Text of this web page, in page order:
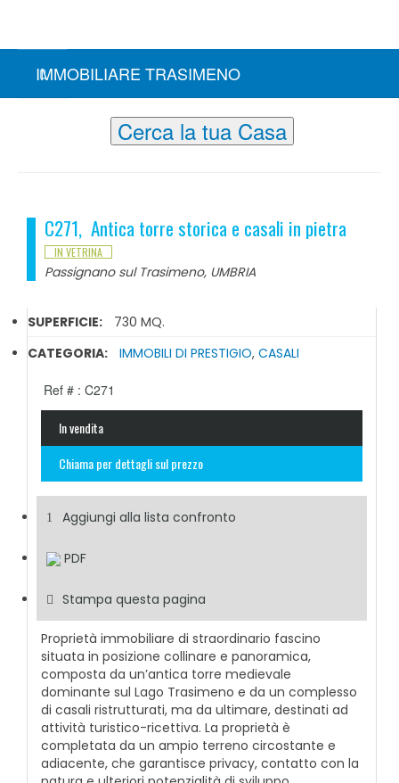
IMMOBILIARE TRASIMENO
Cerca la tua Casa
C271, Antica torre storica e casali in pietra
IN VETRINA
Passignano sul Trasimeno, UMBRIA
SUPERFICIE:
730 MQ.
CATEGORIA:
IMMOBILI DI PRESTIGIO, CASALI
Ref # : C271
In vendita
Chiama per dettagli sul prezzo
Aggiungi alla lista confronto
PDF
Stampa questa pagina
Proprietà immobiliare di straordinario fascino
situata in posizione collinare e panoramica,
composta da un’antica torre medievale
dominante sul Lago Trasimeno e da un complesso
di casali ristrutturati, ma da ultimare, destinati ad
attività turistico-ricettiva. La proprietà è
completata da un ampio terreno circostante e
adiacente, che garantisce privacy, contatto con la